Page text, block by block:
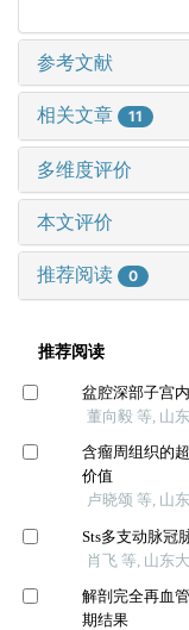
参考文献
相关文章 11
多维度评价
本文评价
推荐阅读 0